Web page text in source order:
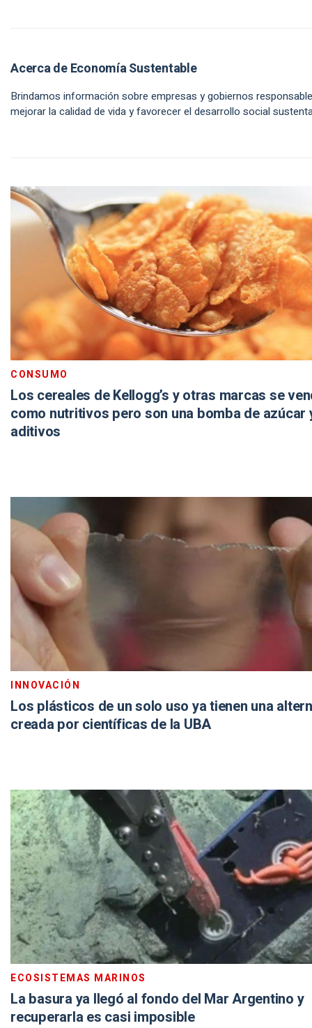
Acerca de Economía Sustentable
Brindamos información sobre empresas y gobiernos
mejorar la calidad de vida y favorecer el desarrollo social
CONSUMO
Los cereales de Kellogg’s y otras marcas se
como nutritivos pero son una bomba de azúcar
aditivos
INNOVACIÓN
Los plásticos de un solo uso ya tienen una
creada por científicas de la UBA
ECOSISTEMAS MARINOS
La basura ya llegó al fondo del Mar Argentino y
recuperarla es casi imposible